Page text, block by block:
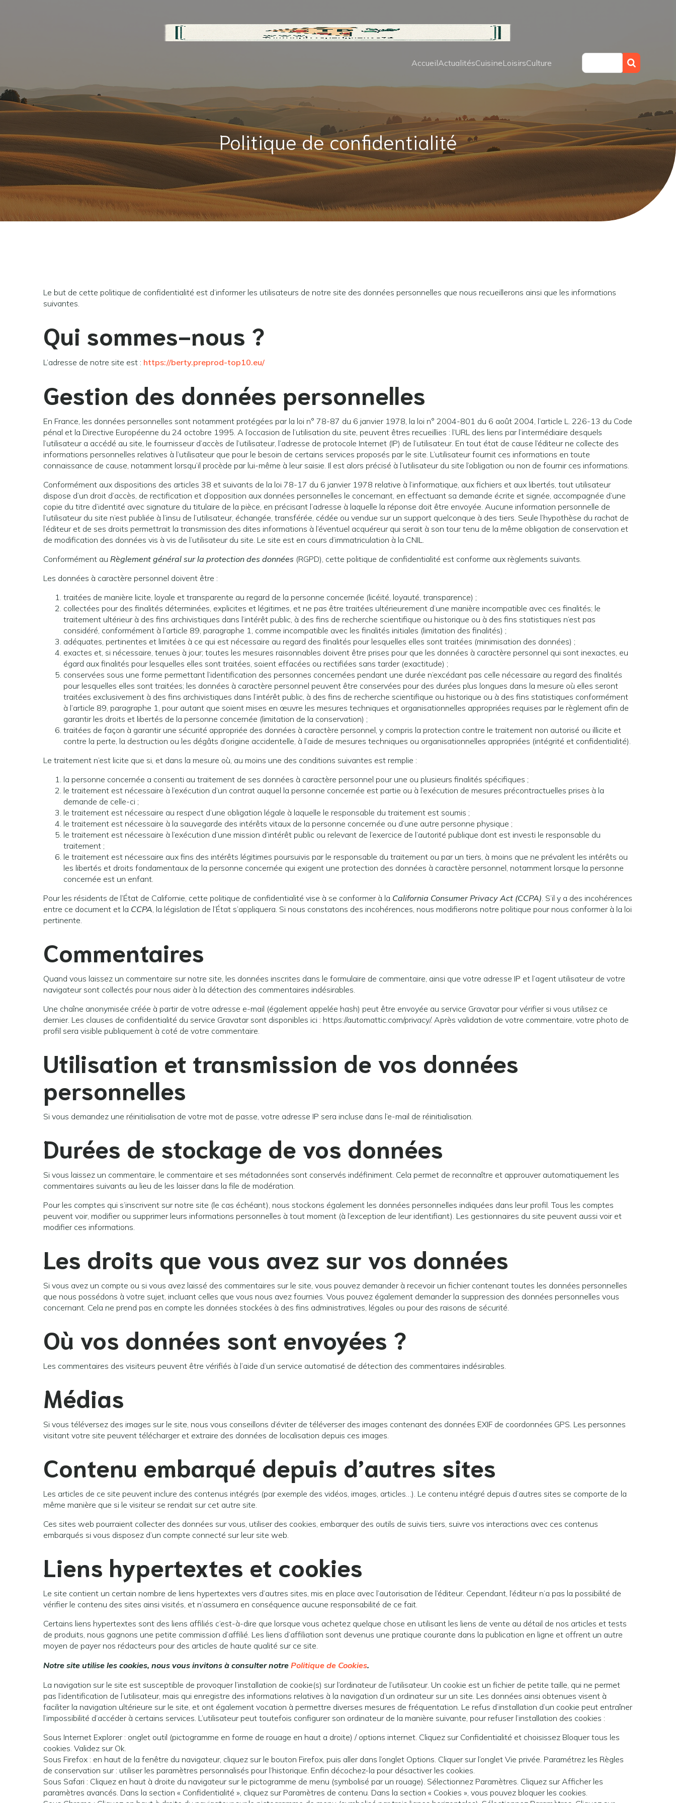
AccueilActualitésCuisineLoisirsCulture
Politique de confidentialité
Le but de cette politique de confidentialité est d’informer les utilisateurs de notre site des données personnelles que nous recueillerons ainsi que les informations
suivantes.
Qui sommes-nous ?
L’adresse de notre site est : https://berty.preprod-top10.eu/
Gestion des données personnelles
En France, les données personnelles sont notamment protégées par la loi n° 78-87 du 6 janvier 1978, la loi n° 2004-801 du 6 août 2004, l’article L. 226-13 du Code
pénal et la Directive Européenne du 24 octobre 1995. A l’occasion de l’utilisation du site, peuvent êtres recueillies : l’URL des liens par l’intermédiaire desquels
l’utilisateur a accédé au site, le fournisseur d’accès de l’utilisateur, l’adresse de protocole Internet (IP) de l’utilisateur. En tout état de cause l’éditeur ne collecte des
informations personnelles relatives à l’utilisateur que pour le besoin de certains services proposés par le site. L’utilisateur fournit ces informations en toute
connaissance de cause, notamment lorsqu’il procède par lui-même à leur saisie. Il est alors précisé à l’utilisateur du site l’obligation ou non de fournir ces informations.
Conformément aux dispositions des articles 38 et suivants de la loi 78-17 du 6 janvier 1978 relative à l’informatique, aux fichiers et aux libertés, tout utilisateur
dispose d’un droit d’accès, de rectification et d’opposition aux données personnelles le concernant, en effectuant sa demande écrite et signée, accompagnée d’une
copie du titre d’identité avec signature du titulaire de la pièce, en précisant l’adresse à laquelle la réponse doit être envoyée. Aucune information personnelle de
l’utilisateur du site n’est publiée à l’insu de l’utilisateur, échangée, transférée, cédée ou vendue sur un support quelconque à des tiers. Seule l’hypothèse du rachat de
l’éditeur et de ses droits permettrait la transmission des dites informations à l’éventuel acquéreur qui serait à son tour tenu de la même obligation de conservation et
de modification des données vis à vis de l’utilisateur du site. Le site est en cours d’immatriculation à la CNIL.
Conformément au Règlement général sur la protection des données (RGPD), cette politique de confidentialité est conforme aux règlements suivants.
Les données à caractère personnel doivent être :
traitées de manière licite, loyale et transparente au regard de la personne concernée (licéité, loyauté, transparence) ;
collectées pour des finalités déterminées, explicites et légitimes, et ne pas être traitées ultérieurement d’une manière incompatible avec ces finalités; le
traitement ultérieur à des fins archivistiques dans l’intérêt public, à des fins de recherche scientifique ou historique ou à des fins statistiques n’est pas
considéré, conformément à l’article 89, paragraphe 1, comme incompatible avec les finalités initiales (limitation des finalités) ;
adéquates, pertinentes et limitées à ce qui est nécessaire au regard des finalités pour lesquelles elles sont traitées (minimisation des données) ;
exactes et, si nécessaire, tenues à jour; toutes les mesures raisonnables doivent être prises pour que les données à caractère personnel qui sont inexactes, eu
égard aux finalités pour lesquelles elles sont traitées, soient effacées ou rectifiées sans tarder (exactitude) ;
conservées sous une forme permettant l’identification des personnes concernées pendant une durée n’excédant pas celle nécessaire au regard des finalités
pour lesquelles elles sont traitées; les données à caractère personnel peuvent être conservées pour des durées plus longues dans la mesure où elles seront
traitées exclusivement à des fins archivistiques dans l’intérêt public, à des fins de recherche scientifique ou historique ou à des fins statistiques conformément
à l’article 89, paragraphe 1, pour autant que soient mises en œuvre les mesures techniques et organisationnelles appropriées requises par le règlement afin de
garantir les droits et libertés de la personne concernée (limitation de la conservation) ;
traitées de façon à garantir une sécurité appropriée des données à caractère personnel, y compris la protection contre le traitement non autorisé ou illicite et
contre la perte, la destruction ou les dégâts d’origine accidentelle, à l’aide de mesures techniques ou organisationnelles appropriées (intégrité et confidentialité).
Le traitement n’est licite que si, et dans la mesure où, au moins une des conditions suivantes est remplie :
la personne concernée a consenti au traitement de ses données à caractère personnel pour une ou plusieurs finalités spécifiques ;
le traitement est nécessaire à l’exécution d’un contrat auquel la personne concernée est partie ou à l’exécution de mesures précontractuelles prises à la
demande de celle-ci ;
le traitement est nécessaire au respect d’une obligation légale à laquelle le responsable du traitement est soumis ;
le traitement est nécessaire à la sauvegarde des intérêts vitaux de la personne concernée ou d’une autre personne physique ;
le traitement est nécessaire à l’exécution d’une mission d’intérêt public ou relevant de l’exercice de l’autorité publique dont est investi le responsable du
traitement ;
le traitement est nécessaire aux fins des intérêts légitimes poursuivis par le responsable du traitement ou par un tiers, à moins que ne prévalent les intérêts ou
les libertés et droits fondamentaux de la personne concernée qui exigent une protection des données à caractère personnel, notamment lorsque la personne
concernée est un enfant.
Pour les résidents de l’État de Californie, cette politique de confidentialité vise à se conformer à la California Consumer Privacy Act (CCPA). S’il y a des incohérences
entre ce document et la CCPA, la législation de l’État s’appliquera. Si nous constatons des incohérences, nous modifierons notre politique pour nous conformer à la loi
pertinente.
Commentaires
Quand vous laissez un commentaire sur notre site, les données inscrites dans le formulaire de commentaire, ainsi que votre adresse IP et l’agent utilisateur de votre
navigateur sont collectés pour nous aider à la détection des commentaires indésirables.
Une chaîne anonymisée créée à partir de votre adresse e-mail (également appelée hash) peut être envoyée au service Gravatar pour vérifier si vous utilisez ce
dernier. Les clauses de confidentialité du service Gravatar sont disponibles ici : https://automattic.com/privacy/. Après validation de votre commentaire, votre photo de
profil sera visible publiquement à coté de votre commentaire.
Utilisation et transmission de vos données
personnelles
Si vous demandez une réinitialisation de votre mot de passe, votre adresse IP sera incluse dans l’e-mail de réinitialisation.
Durées de stockage de vos données
Si vous laissez un commentaire, le commentaire et ses métadonnées sont conservés indéfiniment. Cela permet de reconnaître et approuver automatiquement les
commentaires suivants au lieu de les laisser dans la file de modération.
Pour les comptes qui s’inscrivent sur notre site (le cas échéant), nous stockons également les données personnelles indiquées dans leur profil. Tous les comptes
peuvent voir, modifier ou supprimer leurs informations personnelles à tout moment (à l’exception de leur identifiant). Les gestionnaires du site peuvent aussi voir et
modifier ces informations.
Les droits que vous avez sur vos données
Si vous avez un compte ou si vous avez laissé des commentaires sur le site, vous pouvez demander à recevoir un fichier contenant toutes les données personnelles
que nous possédons à votre sujet, incluant celles que vous nous avez fournies. Vous pouvez également demander la suppression des données personnelles vous
concernant. Cela ne prend pas en compte les données stockées à des fins administratives, légales ou pour des raisons de sécurité.
Où vos données sont envoyées ?
Les commentaires des visiteurs peuvent être vérifiés à l’aide d’un service automatisé de détection des commentaires indésirables.
Médias
Si vous téléversez des images sur le site, nous vous conseillons d’éviter de téléverser des images contenant des données EXIF de coordonnées GPS. Les personnes
visitant votre site peuvent télécharger et extraire des données de localisation depuis ces images.
Contenu embarqué depuis d’autres sites
Les articles de ce site peuvent inclure des contenus intégrés (par exemple des vidéos, images, articles…). Le contenu intégré depuis d’autres sites se comporte de la
même manière que si le visiteur se rendait sur cet autre site.
Ces sites web pourraient collecter des données sur vous, utiliser des cookies, embarquer des outils de suivis tiers, suivre vos interactions avec ces contenus
embarqués si vous disposez d’un compte connecté sur leur site web.
Liens hypertextes et cookies
Le site contient un certain nombre de liens hypertextes vers d’autres sites, mis en place avec l’autorisation de l’éditeur. Cependant, l’éditeur n’a pas la possibilité de
vérifier le contenu des sites ainsi visités, et n’assumera en conséquence aucune responsabilité de ce fait.
Certains liens hypertextes sont des liens affiliés c’est-à-dire que lorsque vous achetez quelque chose en utilisant les liens de vente au détail de nos articles et tests
de produits, nous gagnons une petite commission d’affilié. Les liens d’affiliation sont devenus une pratique courante dans la publication en ligne et offrent un autre
moyen de payer nos rédacteurs pour des articles de haute qualité sur ce site.
Notre site utilise les cookies, nous vous invitons à consulter notre Politique de Cookies.
La navigation sur le site est susceptible de provoquer l’installation de cookie(s) sur l’ordinateur de l’utilisateur. Un cookie est un fichier de petite taille, qui ne permet
pas l’identification de l’utilisateur, mais qui enregistre des informations relatives à la navigation d’un ordinateur sur un site. Les données ainsi obtenues visent à
faciliter la navigation ultérieure sur le site, et ont également vocation à permettre diverses mesures de fréquentation. Le refus d’installation d’un cookie peut entraîner
l’impossibilité d’accéder à certains services. L’utilisateur peut toutefois configurer son ordinateur de la manière suivante, pour refuser l’installation des cookies :
Sous Internet Explorer : onglet outil (pictogramme en forme de rouage en haut a droite) / options internet. Cliquez sur Confidentialité et choisissez Bloquer tous les
cookies. Validez sur Ok.
Sous Firefox : en haut de la fenêtre du navigateur, cliquez sur le bouton Firefox, puis aller dans l’onglet Options. Cliquer sur l’onglet Vie privée. Paramétrez les Règles
de conservation sur : utiliser les paramètres personnalisés pour l’historique. Enfin décochez-la pour désactiver les cookies.
Sous Safari : Cliquez en haut à droite du navigateur sur le pictogramme de menu (symbolisé par un rouage). Sélectionnez Paramètres. Cliquez sur Afficher les
paramètres avancés. Dans la section « Confidentialité », cliquez sur Paramètres de contenu. Dans la section « Cookies », vous pouvez bloquer les cookies.